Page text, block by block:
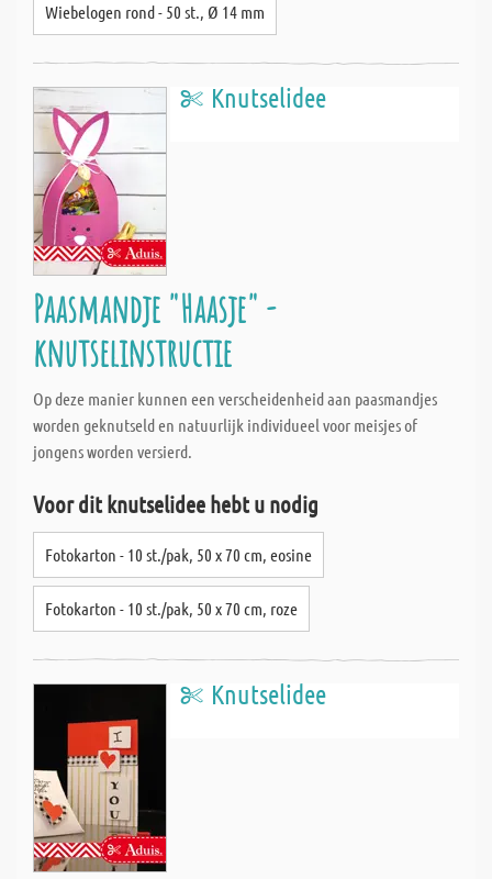
Wiebelogen rond - 50 st., Ø 14 mm
Knutselidee
Paasmandje "Haasje" -
knutselinstructie
Op deze manier kunnen een verscheidenheid aan paasmandjes
worden geknutseld en natuurlijk individueel voor meisjes of
jongens worden versierd.
Voor dit knutselidee hebt u nodig
Fotokarton - 10 st./pak, 50 x 70 cm, eosine
Fotokarton - 10 st./pak, 50 x 70 cm, roze
Knutselidee